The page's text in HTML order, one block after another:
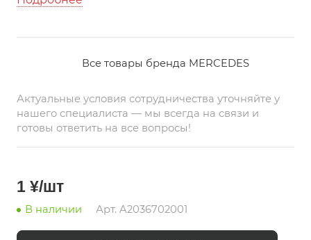
автомобиля. Совместимо с моделями Mercedes
подходит для установки на заводское место
решение для восстановления заводского
состояния вашего автомобиля по выгодной
Все товары бренда MERCEDES
Актуальные условия сотрудничества уточняйте у
нашего специалиста — мы всегда на связи и
готовы ответить на все вопросы!
1 ¥/шт
В наличии Арт. A2036702001